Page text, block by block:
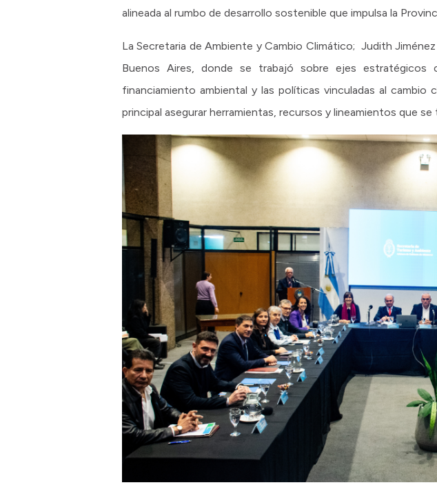
alineada al rumbo de desarrollo sostenible que impulsa la
La Secretaria de Ambiente y Cambio Climático; Judith
Buenos Aires, donde se trabajó sobre ejes estratégicos
financiamiento ambiental y las políticas vinculadas al
principal asegurar herramientas, recursos y lineamientos que